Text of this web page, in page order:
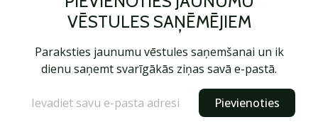
VĒSTULES SAŅĒMĒJIEM
Paraksties jaunumu vēstules saņemšanai un ik
dienu saņemt svarīgākās ziņas savā e-pastā.
Pievienoties